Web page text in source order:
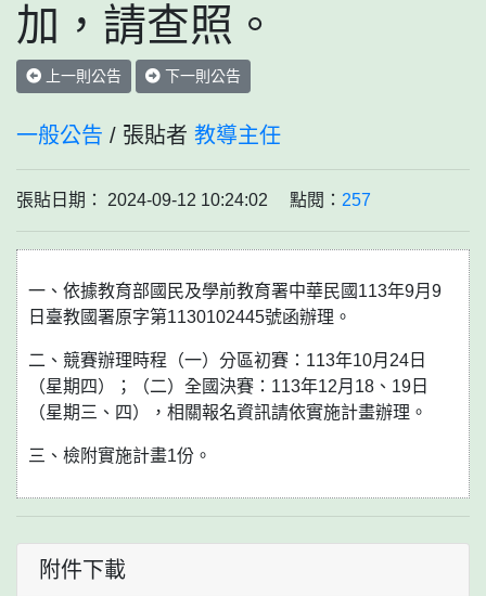
加，請查照。
上一則公告 下一則公告
一般公告 / 張貼者 教導主任
張貼日期： 2024-09-12 10:24:02 點閱： 257
一、依據教育部國民及學前教育署中華民國113年9月9
日臺教國署原字第1130102445號函辦理。
二、競賽辦理時程（一）分區初賽：113年10月24日
（星期四）；（二）全國決賽：113年12月18、19日
（星期三、四），相關報名資訊請依實施計畫辦理。
三、檢附實施計畫1份。
附件下載